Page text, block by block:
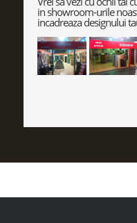
in showroom-urile
incadreaza designului